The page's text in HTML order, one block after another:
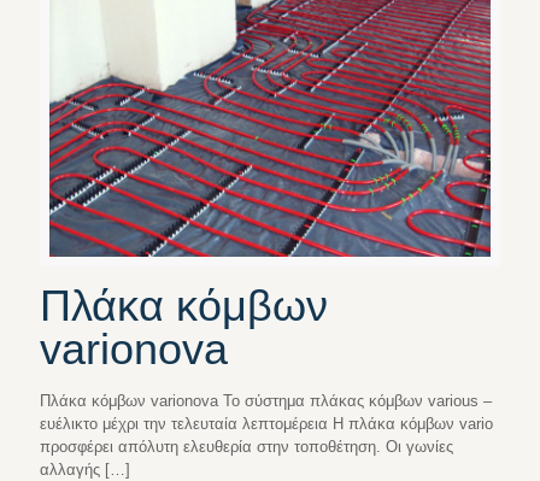
Πλάκα κόμβων
varionova
Πλάκα κόμβων varionova Το σύστημα πλάκας κόμβων various –
ευέλικτο μέχρι την τελευταία λεπτομέρεια Η πλάκα κόμβων vario
προσφέρει απόλυτη ελευθερία στην τοποθέτηση. Οι γωνίες
αλλαγής […]